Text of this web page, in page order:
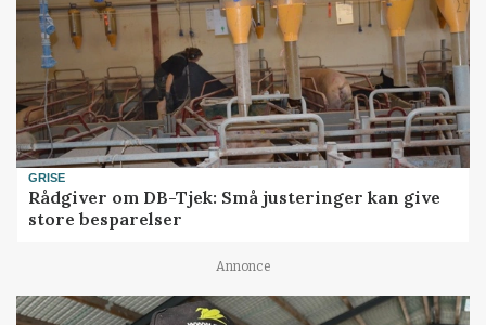
GRISE
Rådgiver om DB-Tjek: Små justeringer kan give
store besparelser
Annonce